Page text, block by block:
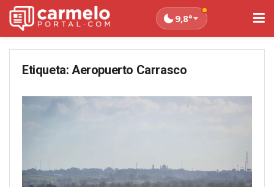
9,8°
Etiqueta: Aeropuerto Carrasco